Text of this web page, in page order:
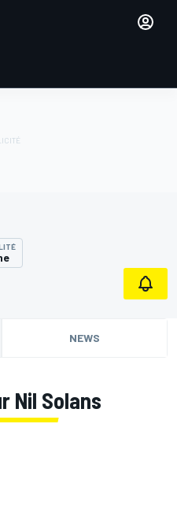
NEWS
Nil Solans